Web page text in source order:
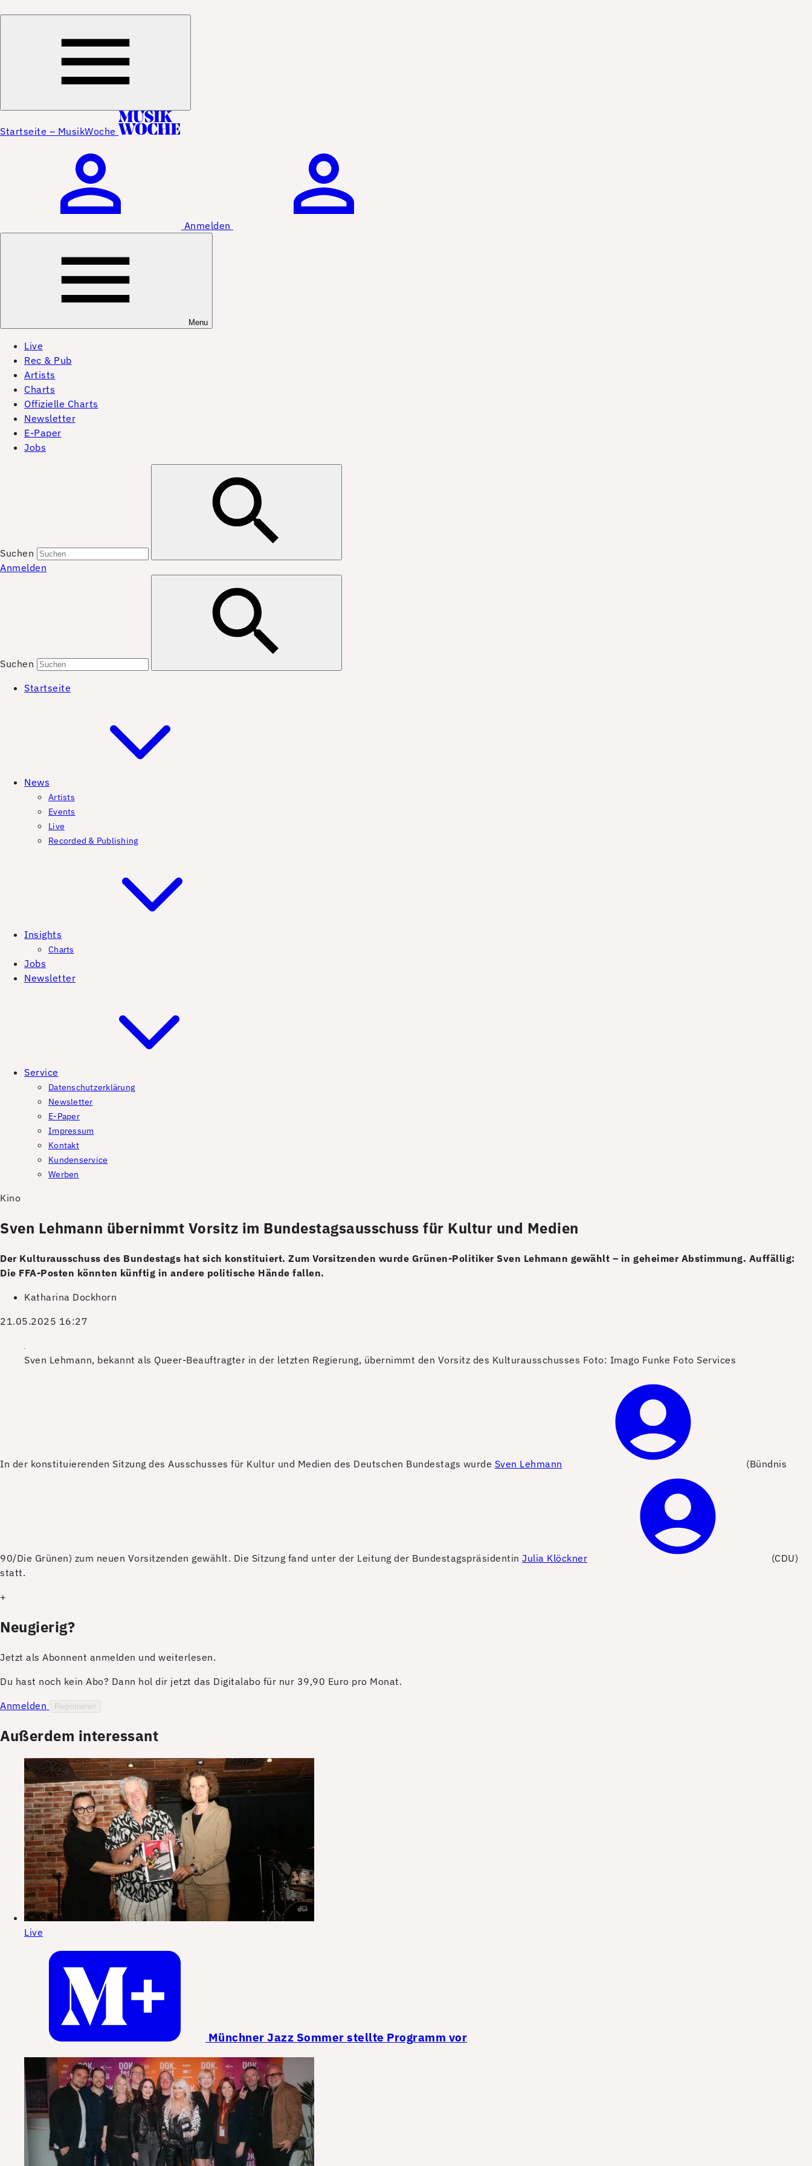
Startseite – MusikWoche
Anmelden
Menu
Live
Rec & Pub
Artists
Charts
Offizielle Charts
Newsletter
E-Paper
Jobs
Suchen
Anmelden
Suchen
Startseite
News
Artists
Events
Live
Recorded & Publishing
Insights
Charts
Jobs
Newsletter
Service
Datenschutzerklärung
Newsletter
E-Paper
Impressum
Kontakt
Kundenservice
Werben
Kino
Sven Lehmann übernimmt Vorsitz im Bundestagsausschuss für Kultur und Medien
Der Kulturausschuss des Bundestags hat sich konstituiert. Zum Vorsitzenden wurde Grünen-Politiker Sven Lehmann gewählt – in geheimer Abstimmung. Auffällig:
Die FFA-Posten könnten künftig in andere politische Hände fallen.
Katharina Dockhorn
21.05.2025 16:27
Sven Lehmann, bekannt als Queer-Beauftragter in der letzten Regierung, übernimmt den Vorsitz des Kulturausschusses Foto: Imago Funke Foto Services
In der konstituierenden Sitzung des Ausschusses für Kultur und Medien des Deutschen Bundestags wurde Sven Lehmann (Bündnis
90/Die Grünen) zum neuen Vorsitzenden gewählt. Die Sitzung fand unter der Leitung der Bundestagspräsidentin Julia Klöckner
(CDU)
statt.
+
Neugierig?
Jetzt als Abonnent anmelden und weiterlesen.
Du hast noch kein Abo? Dann hol dir jetzt das Digitalabo für nur 39,90 Euro pro Monat.
Anmelden
Registrieren
Außerdem interessant
Live
Münchner Jazz Sommer stellte Programm vor